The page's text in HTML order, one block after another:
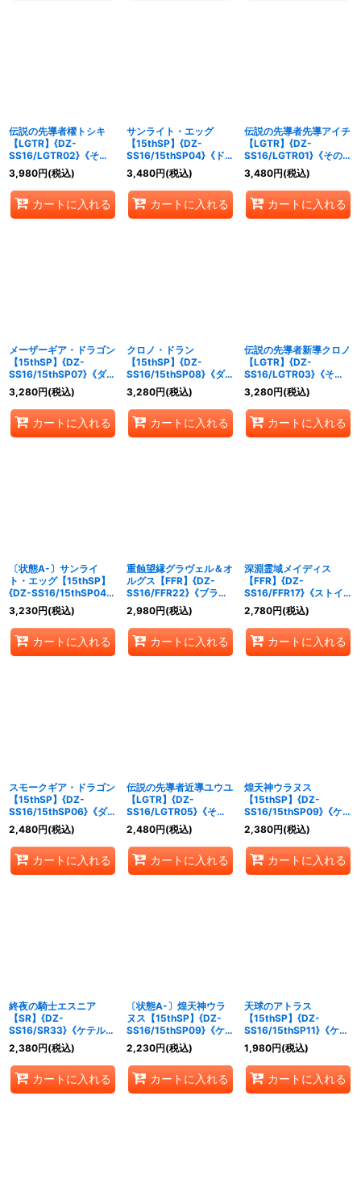
伝説の先導者櫂トシキ
【LGTR】{DZ-
SS16/LGTR02}《その
他》
3,980円(税込)
カートに入れる
サンライト・エッグ
【15thSP】{DZ-
SS16/15thSP04}《ドラ
ゴンエンパイア》
3,480円(税込)
カートに入れる
伝説の先導者先導アイチ
【LGTR】{DZ-
SS16/LGTR01}《その
他》
3,480円(税込)
カートに入れる
メーザーギア・ドラゴン
【15thSP】{DZ-
SS16/15thSP07}《ダー
クステイツ》
3,280円(税込)
カートに入れる
クロノ・ドラン
【15thSP】{DZ-
SS16/15thSP08}《ダー
クステイツ》
3,280円(税込)
カートに入れる
伝説の先導者新導クロノ
【LGTR】{DZ-
SS16/LGTR03}《その
他》
3,280円(税込)
カートに入れる
〔状態A-〕サンライ
ト・エッグ【15thSP】
{DZ-SS16/15thSP04}
《ドラゴンエンパイア》
3,230円(税込)
カートに入れる
重蝕望縁グラヴェル＆オ
ルグス【FFR】{DZ-
SS16/FFR22}《ブラン
トゲート/ストイケイ
ア》
2,980円(税込)
カートに入れる
深淵霊域メイディス
【FFR】{DZ-
SS16/FFR17}《ストイ
ケイア》
2,780円(税込)
カートに入れる
スモークギア・ドラゴン
【15thSP】{DZ-
SS16/15thSP06}《ダー
クステイツ》
2,480円(税込)
カートに入れる
伝説の先導者近導ユウユ
【LGTR】{DZ-
SS16/LGTR05}《その
他》
2,480円(税込)
カートに入れる
煌天神ウラヌス
【15thSP】{DZ-
SS16/15thSP09}《ケテ
ルサンクチュアリ》
2,380円(税込)
カートに入れる
終夜の騎士エスニア
【SR】{DZ-
SS16/SR33}《ケテルサ
ンクチュアリ》
2,380円(税込)
カートに入れる
〔状態A-〕煌天神ウラ
ヌス【15thSP】{DZ-
SS16/15thSP09}《ケテ
ルサンクチュアリ》
2,230円(税込)
カートに入れる
天球のアトラス
【15thSP】{DZ-
SS16/15thSP11}《ケテ
ルサンクチュアリ》
1,980円(税込)
カートに入れる